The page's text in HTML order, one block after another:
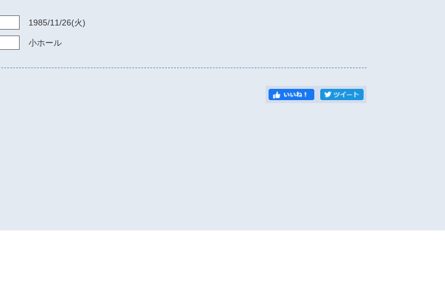
1985/11/26(火)
小ホール